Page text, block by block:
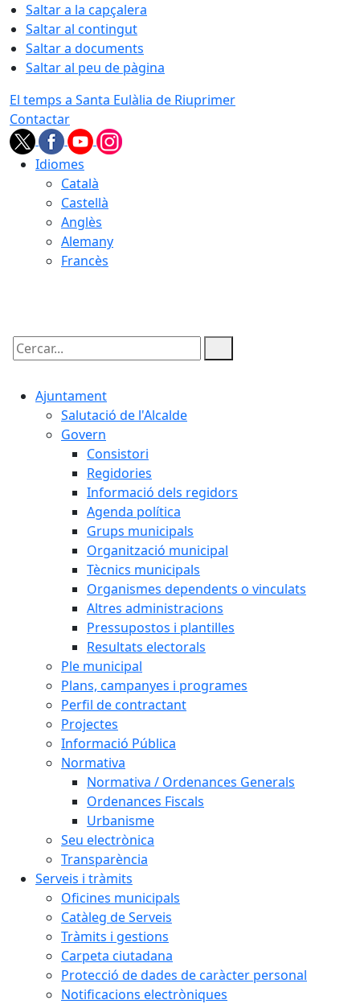
Saltar a la capçalera
Saltar al contingut
Saltar a documents
Saltar al peu de pàgina
El temps a Santa Eulàlia de Riuprimer
Contactar
Idiomes
Català
Castellà
Anglès
Alemany
Francès
Cercar:
Ajuntament
Salutació de l'Alcalde
Govern
Consistori
Regidories
Informació dels regidors
Agenda política
Grups municipals
Organització municipal
Tècnics municipals
Organismes dependents o vinculats
Altres administracions
Pressupostos i plantilles
Resultats electorals
Ple municipal
Plans, campanyes i programes
Perfil de contractant
Projectes
Informació Pública
Normativa
Normativa / Ordenances Generals
Ordenances Fiscals
Urbanisme
Seu electrònica
Transparència
Serveis i tràmits
Oficines municipals
Catàleg de Serveis
Tràmits i gestions
Carpeta ciutadana
Protecció de dades de caràcter personal
Notificacions electròniques